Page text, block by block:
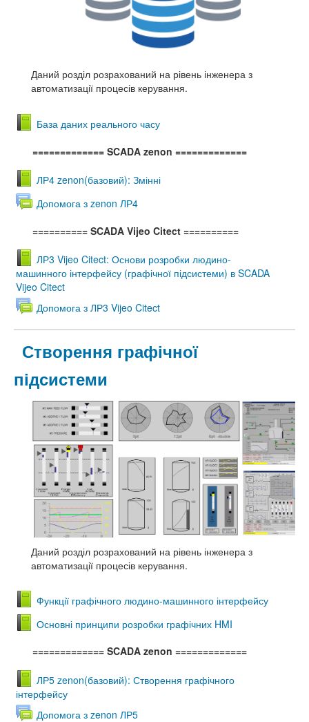
Даний розділ розрахований на рівень інженера з
автоматизації процесів керування.
База даних реального часу
============= SCADA zenon =============
ЛР4 zenon(базовий): Змінні
Допомога з zenon ЛР4
========== SCADA Vijeo Citect ==========
ЛР3 Vijeo Citect: Основи розробки людино-
машинного інтерфейсу (графічної підсистеми) в SCADA
Vijeo Citect
Допомога з ЛР3 Vijeo Citect
Створення графічної
підсистеми
Даний розділ розрахований на рівень інженера з
автоматизації процесів керування.
Функції графічного людино-машинного інтерфейсу
Основні принципи розробки графічних HMI
============= SCADA zenon =============
ЛР5 zenon(базовий): Створення графічного
інтерфейсу
Допомога з zenon ЛР5